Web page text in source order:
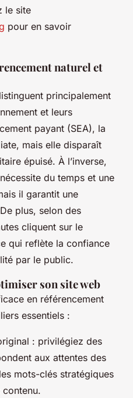
le site
pour en savoir
naturel et
principalement
et leurs
payant (SEA), la
mais elle disparaît
épuisé. À l’inverse,
du temps et une
il garantit une
plus, selon des
cliquent sur le
qui reflète la confiance
par le public.
son site web
en référencement
essentiels :
: privilégiez des
aux attentes des
mots-clés stratégiques